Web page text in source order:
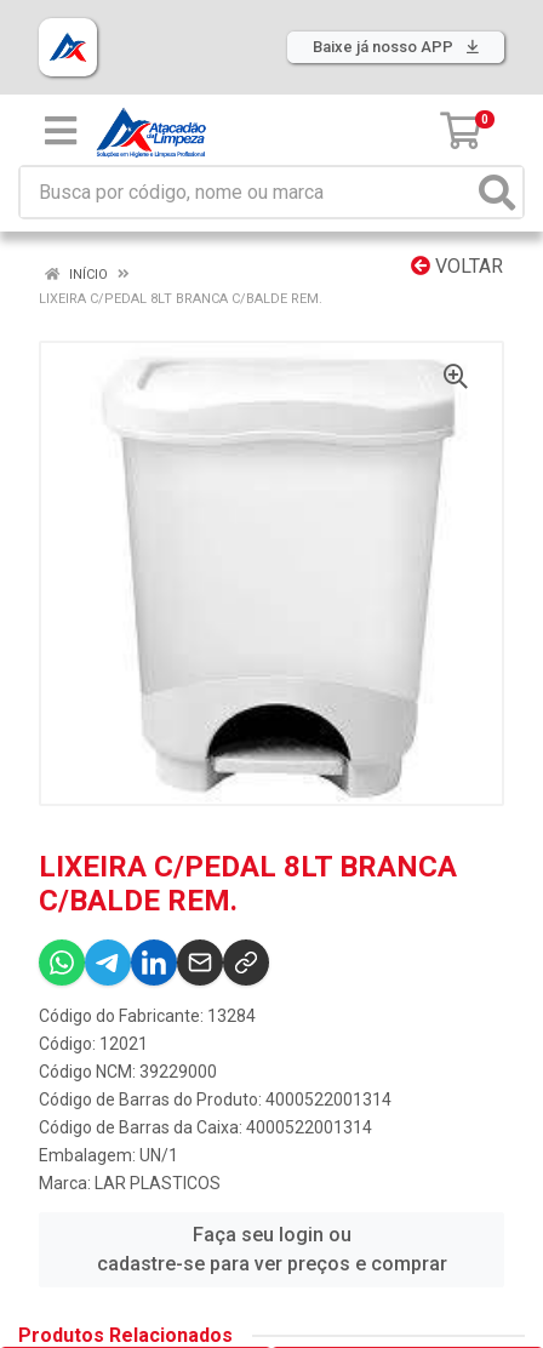
Baixe já nosso APP
0
VOLTAR
INÍCIO
LIXEIRA C/PEDAL 8LT BRANCA C/BALDE REM.
LIXEIRA C/PEDAL 8LT BRANCA
C/BALDE REM.
Código do Fabricante: 13284
Código: 12021
Código NCM: 39229000
Código de Barras do Produto: 4000522001314
Código de Barras da Caixa: 4000522001314
Embalagem: UN/1
Marca:
LAR PLASTICOS
Faça seu login ou
cadastre-se para ver preços e comprar
Produtos Relacionados